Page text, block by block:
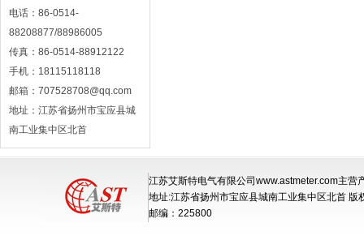
电话：86-0514-
88208877/88986005
传真：86-0514-88912122
手机：18115118118
邮箱：707528708@qq.com
地址：江苏省扬州市宝应县城
南工业集中区北首
江苏艾斯特电气有限公司www.astmeter.com主营
地址:江苏省扬州市宝应县城南工业集中区北首 版
邮编：225800